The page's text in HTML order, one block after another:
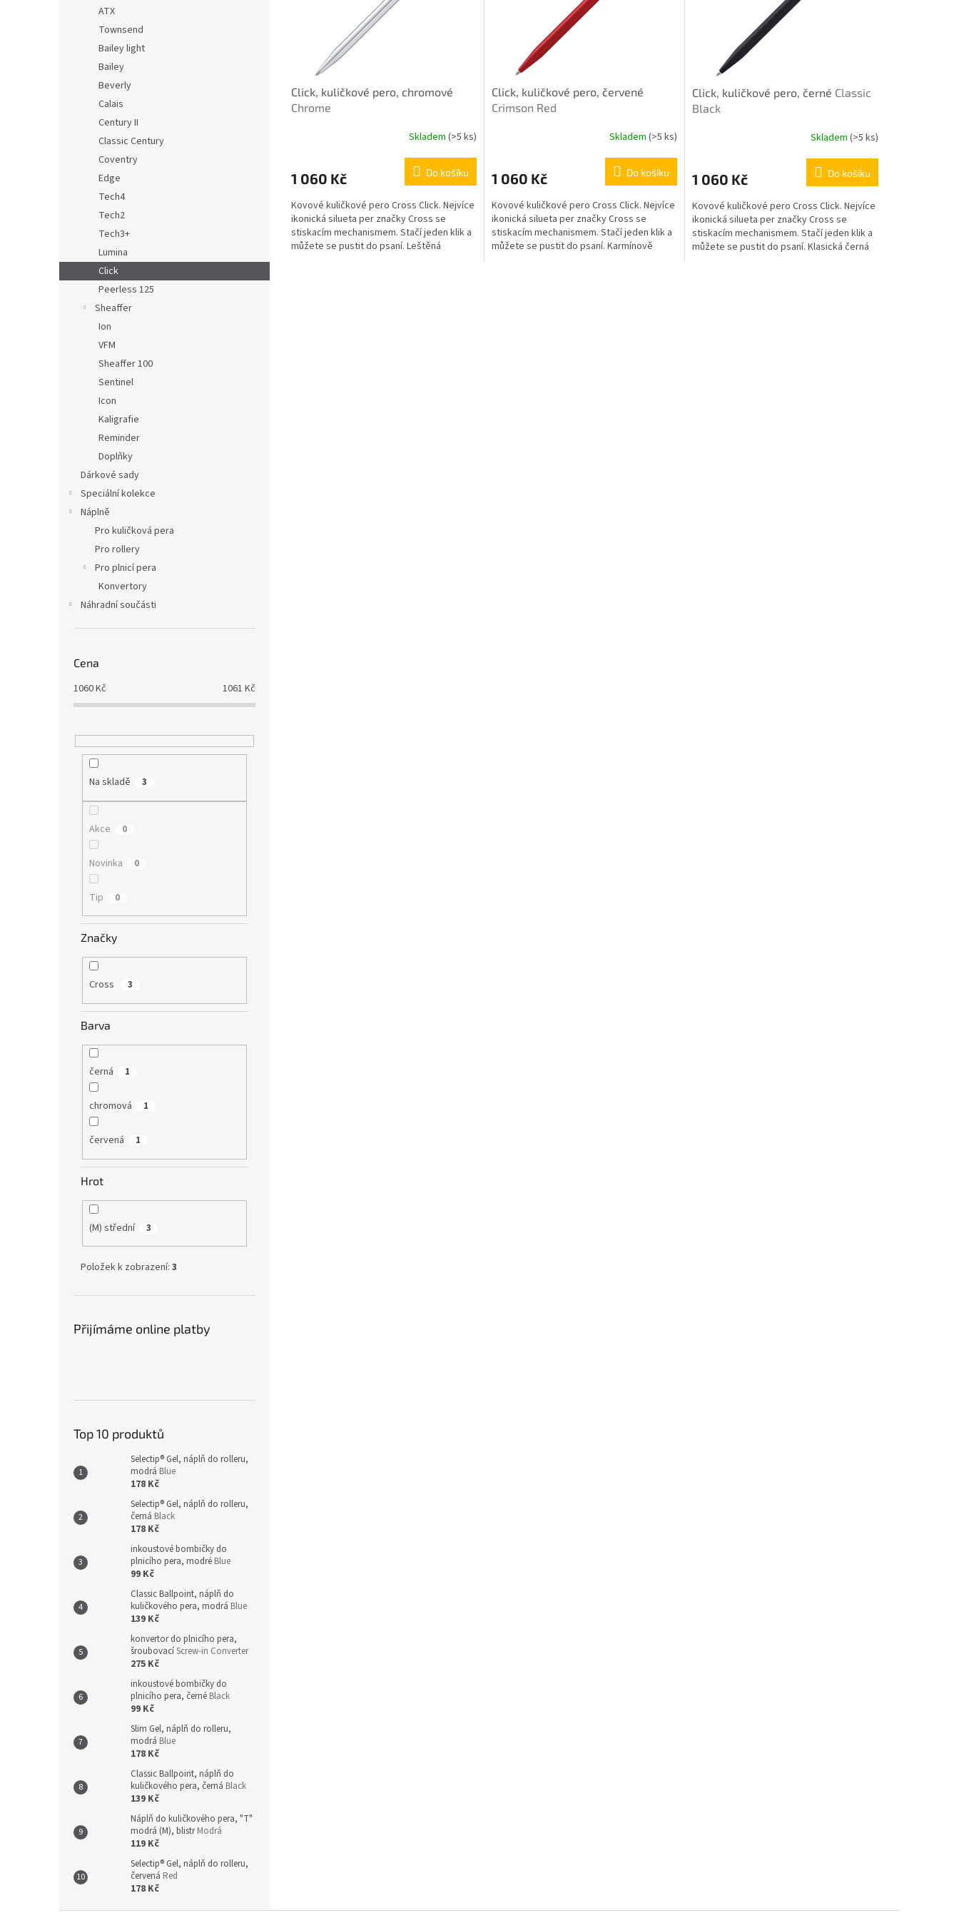
ATX
Townsend
Bailey light
Bailey
Beverly
Calais
Century II
Classic Century
Coventry
Edge
Tech4
Tech2
Tech3+
Lumina
Click
Peerless 125
Sheaffer
Ion
VFM
Sheaffer 100
Sentinel
Icon
Kaligrafie
Reminder
Doplňky
Dárkové sady
Speciální kolekce
Náplně
Pro kuličková pera
Pro rollery
Pro plnicí pera
Konvertory
Náhradní součásti
Cena
1060Kč 1061 Kč
Na skladě 3
Akce 0
Novinka 0
Tip 0
Značky
Cross 3
Barva
černá 1
chromová 1
červená 1
Hrot
(M) střední 3
Položek k zobrazení: 3
Přijímáme online platby
Top 10 produktů
Selectip® Gel, náplň do rolleru,
modrá Blue
178 Kč
Selectip® Gel, náplň do rolleru,
černá Black
178 Kč
inkoustové bombičky do
plnicího pera, modré Blue
99 Kč
Classic Ballpoint, náplň do
kuličkového pera, modrá Blue
139 Kč
konvertor do plnicího pera,
šroubovacíScrew-in Converter
275 Kč
inkoustové bombičky do
plnicího pera, černé Black
99 Kč
Slim Gel, náplň do rolleru,
modrá Blue
178 Kč
Classic Ballpoint, náplň do
kuličkového pera, černá Black
139 Kč
Náplň do kuličkového pera, "T"
modrá (M), blistrModrá
119 Kč
Selectip® Gel, náplň do rolleru,
červená Red
178 Kč
Click, kuličkové pero, chromové
Chrome
Skladem (>5 ks)
1 060 Kč Do košíku
Kovové kuličkové pero Cross Click. Nejvíce
ikonická silueta per značky Cross se
stiskacím mechanismem. Stačí jeden klik a
můžete se pustit do psaní. Leštěná
Click, kuličkové pero, červené
Crimson Red
Skladem (>5 ks)
1 060 Kč Do košíku
Kovové kuličkové pero Cross Click. Nejvíce
ikonická silueta per značky Cross se
stiskacím mechanismem. Stačí jeden klik a
můžete se pustit do psaní. Karmínově
Click, kuličkové pero, černé Classic
Black
Skladem (>5 ks)
1 060 Kč Do košíku
Kovové kuličkové pero Cross Click. Nejvíce
ikonická silueta per značky Cross se
stiskacím mechanismem. Stačí jeden klik a
můžete se pustit do psaní. Klasická černá